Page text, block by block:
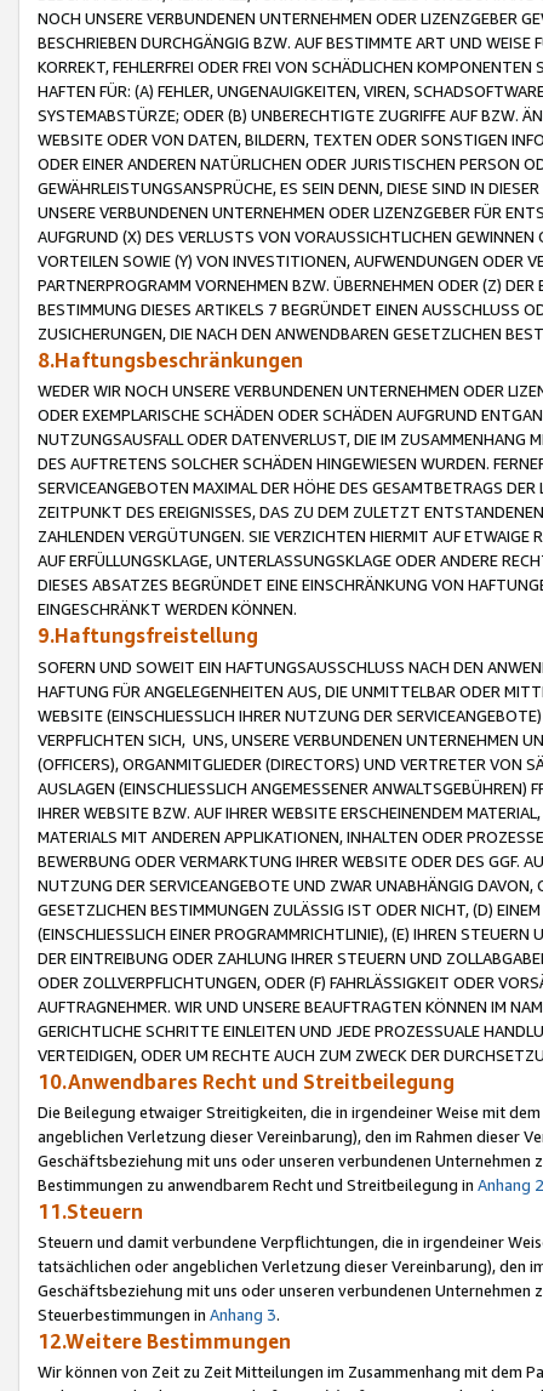
NOCH UNSERE VERBUNDENEN UNTERNEHMEN ODER LIZENZGEBER
BESCHRIEBEN DURCHGÄNGIG BZW. AUF BESTIMMTE ART UND
KORREKT, FEHLERFREI ODER FREI VON SCHÄDLICHEN
HAFTEN FÜR: (A) FEHLER, UNGENAUIGKEITEN, VIREN,
SYSTEMABSTÜRZE; ODER (B) UNBERECHTIGTE ZUGRIFFE AUF BZW.
WEBSITE ODER VON DATEN, BILDERN, TEXTEN ODER SONSTIGEN
ODER EINER ANDEREN NATÜRLICHEN ODER JURISTISCHEN PERSON
GEWÄHRLEISTUNGSANSPRÜCHE, ES SEIN DENN, DIESE SIND IN
UNSERE VERBUNDENEN UNTERNEHMEN ODER LIZENZGEBER FÜR
AUFGRUND (X) DES VERLUSTS VON VORAUSSICHTLICHEN
VORTEILEN SOWIE (Y) VON INVESTITIONEN, AUFWENDUNGEN ODER
PARTNERPROGRAMM VORNEHMEN BZW. ÜBERNEHMEN ODER (Z)
BESTIMMUNG DIESES ARTIKELS 7 BEGRÜNDET EINEN AUSSCHLUSS
ZUSICHERUNGEN, DIE NACH DEN ANWENDBAREN GESETZLICHEN
8.Haftungsbeschränkungen
WEDER WIR NOCH UNSERE VERBUNDENEN UNTERNEHMEN ODER
ODER EXEMPLARISCHE SCHÄDEN ODER SCHÄDEN AUFGRUND
NUTZUNGSAUSFALL ODER DATENVERLUST, DIE IM ZUSAMMENHANG
DES AUFTRETENS SOLCHER SCHÄDEN HINGEWIESEN WURDEN.
SERVICEANGEBOTEN MAXIMAL DER HÖHE DES GESAMTBETRAGS
ZEITPUNKT DES EREIGNISSES, DAS ZU DEM ZULETZT
ZAHLENDEN VERGÜTUNGEN. SIE VERZICHTEN HIERMIT AUF
AUF ERFÜLLUNGSKLAGE, UNTERLASSUNGSKLAGE ODER ANDERE
DIESES ABSATZES BEGRÜNDET EINE EINSCHRÄNKUNG VON
EINGESCHRÄNKT WERDEN KÖNNEN.
9.Haftungsfreistellung
SOFERN UND SOWEIT EIN HAFTUNGSAUSSCHLUSS NACH DEN
HAFTUNG FÜR ANGELEGENHEITEN AUS, DIE UNMITTELBAR ODER
WEBSITE (EINSCHLIESSLICH IHRER NUTZUNG DER
VERPFLICHTEN SICH, UNS, UNSERE VERBUNDENEN UNTERNEHMEN
(OFFICERS), ORGANMITGLIEDER (DIRECTORS) UND VERTRETER VON
AUSLAGEN (EINSCHLIESSLICH ANGEMESSENER
IHRER WEBSITE BZW. AUF IHRER WEBSITE ERSCHEINENDEM
MATERIALS MIT ANDEREN APPLIKATIONEN, INHALTEN ODER
BEWERBUNG ODER VERMARKTUNG IHRER WEBSITE ODER DES GGF.
NUTZUNG DER SERVICEANGEBOTE UND ZWAR UNABHÄNGIG
GESETZLICHEN BESTIMMUNGEN ZULÄSSIG IST ODER NICHT, (D)
(EINSCHLIESSLICH EINER PROGRAMMRICHTLINIE), (E) IHREN
DER EINTREIBUNG ODER ZAHLUNG IHRER STEUERN UND
ODER ZOLLVERPFLICHTUNGEN, ODER (F) FAHRLÄSSIGKEIT ODER
AUFTRAGNEHMER. WIR UND UNSERE BEAUFTRAGTEN KÖNNEN IM
GERICHTLICHE SCHRITTE EINLEITEN UND JEDE PROZESSUALE
VERTEIDIGEN, ODER UM RECHTE AUCH ZUM ZWECK DER
10.Anwendbares Recht und Streitbeilegung
Die Beilegung etwaiger Streitigkeiten, die in irgendeiner Weise mit
angeblichen Verletzung dieser Vereinbarung), den im Rahmen dieser
Geschäftsbeziehung mit uns oder unseren verbundenen
Bestimmungen zu anwendbarem Recht und Streitbeilegung in Anhang 2
11.Steuern
Steuern und damit verbundene Verpflichtungen, die in irgendeiner
tatsächlichen oder angeblichen Verletzung dieser Vereinbarung), den
Geschäftsbeziehung mit uns oder unseren verbundenen
Steuerbestimmungen in Anhang 3.
12.Weitere Bestimmungen
Wir können von Zeit zu Zeit Mitteilungen im Zusammenhang mit dem